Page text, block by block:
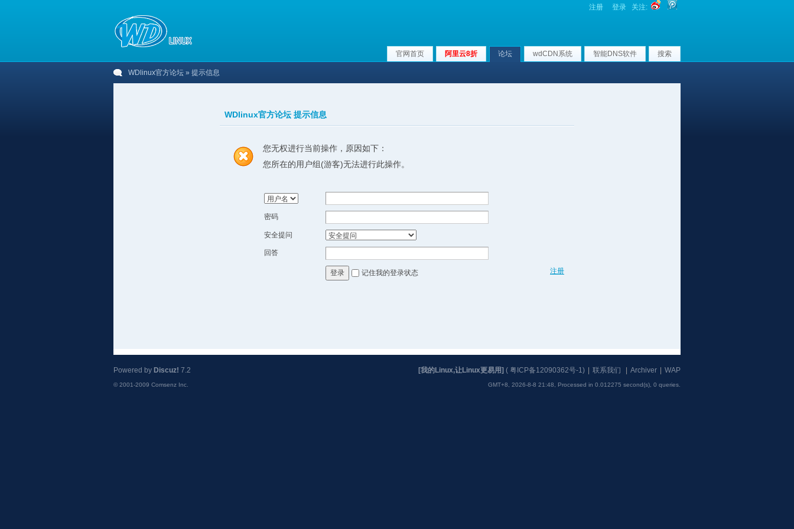
注册 登录 关注:
官网首页 阿里云8折 论坛 wdCDN系统 智能DNS软件 搜索
WDlinux官方论坛 » 提示信息
WDlinux官方论坛 提示信息
您无权进行当前操作，原因如下：
您所在的用户组(游客)无法进行此操作。
密码
安全提问
回答
注册
登录 记住我的登录状态
[我的Linux,让Linux更易用] ( 粤ICP备12090362号-1) 联系我们 Archiver WAP
GMT+8, 2026-8-8 21:48, Processed in 0.012275 second(s), 0 queries
Powered by Discuz! 7.2
© 2001-2009 Comsenz Inc.